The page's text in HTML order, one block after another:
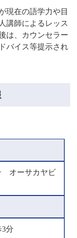
現在の語学力や目
講師によるレッス
は、カウンセラー
バイス等提示され
オーサカヤビ
分